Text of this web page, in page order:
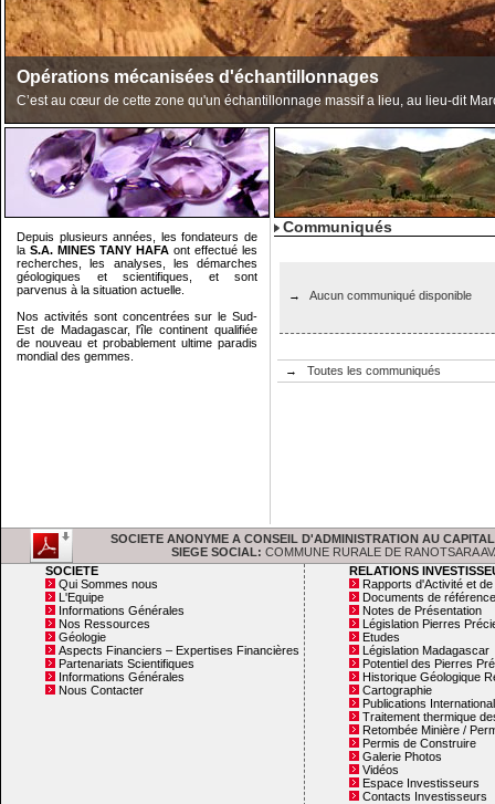
Opérations mécanisées d'échantillonnages
C’est au cœur de cette zone qu'un échantillonnage massif a lieu, au lieu-dit
Depuis plusieurs années, les fondateurs de
la S.A. MINES TANY HAFA ont effectué les
recherches, les analyses, les démarches
géologiques et scientifiques, et sont
parvenus à la situation actuelle.
Nos activités sont concentrées sur le Sud-
Est de Madagascar, l'île continent qualifiée
de nouveau et probablement ultime paradis
mondial des gemmes.
Communiqués
→ Aucun communiqué disponible
→ Toutes les communiqués
SOCIETE ANONYME A CONSEIL D'ADMINISTRATION AU
SIEGE SOCIAL: COMMUNE RURALE DE RANOTSARA
SOCIETE
Qui Sommes nous
L'Equipe
Informations Générales
Nos Ressources
Géologie
Aspects Financiers – Expertises Financières
Partenariats Scientifiques
Informations Générales
Nous Contacter
RELATIONS
Rapports d'Activité et
Documents de référence
Notes de Présentation
Législation Pierres
Etudes
Législation Madagascar
Potentiel des Pierres
Historique Géologique
Cartographie
Publications
Traitement thermique
Retombée Minière /
Permis de Construire
Galerie Photos
Vidéos
Espace Investisseurs
Contacts Investisseurs